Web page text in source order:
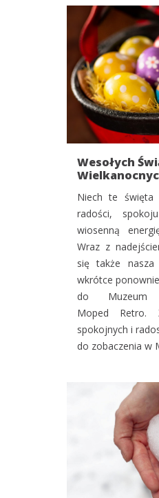
Wesołych
Niech te święta
radości,
wiosenną
Wraz z
się także
wkrótce
do Muzeum
Moped Retro.
spokojnych i
do zobaczenia w